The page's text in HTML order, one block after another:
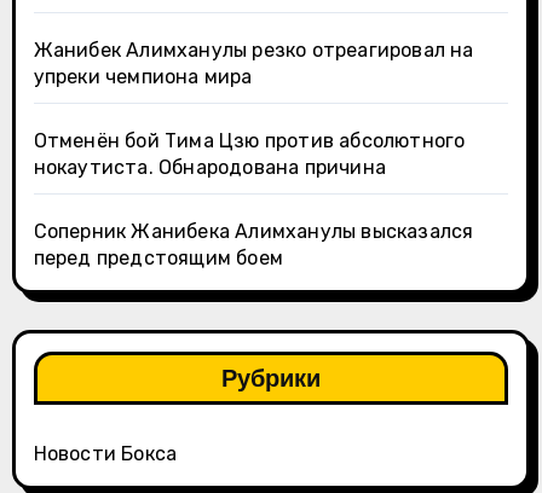
Жанибек Алимханулы резко отреагировал на
упреки чемпиона мира
Отменён бой Тима Цзю против абсолютного
нокаутиста. Обнародована причина
Соперник Жанибека Алимханулы высказался
перед предстоящим боем
Рубрики
Новости Бокса